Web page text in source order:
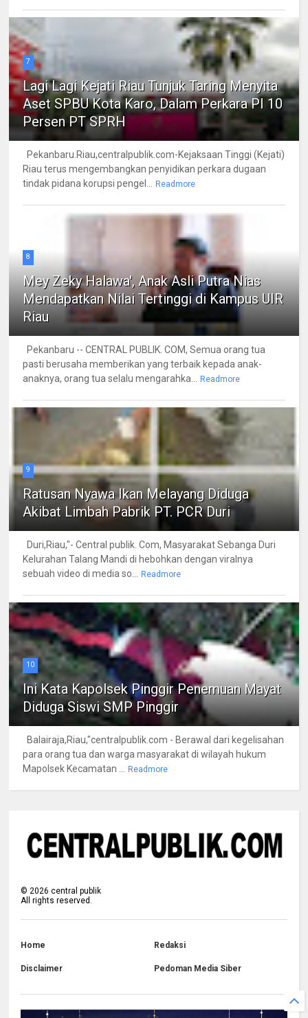
7
Lagi Lagi Kejati Riau Tunjuk Taring Menyita
Aset SPBU Kota Karo, Dalam Perkara PI 10
Persen PT SPRH
Pekanbaru.Riau,centralpublik.com-Kejaksaan Tinggi (Kejati)
Riau terus mengembangkan penyidikan perkara dugaan
tindak pidana korupsi pengel...
Readmore
8
Mey Zeky Halawa', Anak Asli Putra Nias
Mendapatkan Nilai Tertinggi di Kampus UIR
Riau
Pekanbaru -- CENTRAL PUBLIK. COM, Semua orang tua
pasti berusaha memberikan yang terbaik kepada anak-
anaknya, orang tua selalu mengarahka...
Readmore
9
Ratusan Nyawa Ikan Melayang Diduga
Akibat Limbah Pabrik PT. PCR Duri
Duri,Riau,"- Central publik. Com, Masyarakat Sebanga Duri
Kelurahan Talang Mandi di hebohkan dengan viralnya
sebuah video di media so...
Readmore
10
Ini Kata Kapolsek Pinggir Penemuan Mayat
Diduga Siswi SMP Pinggir
Balairaja,Riau,"centralpublik.com - Berawal dari kegelisahan
para orang tua dan warga masyarakat di wilayah hukum
Mapolsek Kecamatan ...
Readmore
©2026 central publik
All rights reserved.
Home Redaksi
Disclaimer Pedoman Media Siber